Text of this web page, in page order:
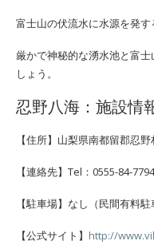
富士山の伏流水に水源を発す
厳かで神秘的な湧水池と富
しょう。
忍野八海：施設情
【住所】山梨県南都留郡忍野
【連絡先】Tel：0555-84-
【駐車場】なし（民間有料駐
【公式サイト】 http://